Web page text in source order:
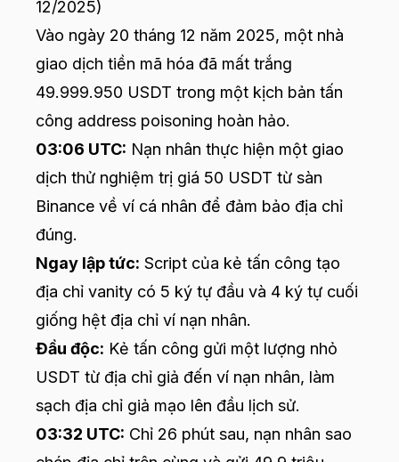
12/2025)
Vào ngày 20 tháng 12 năm 2025, một nhà
giao dịch tiền mã hóa đã mất trắng
49.999.950 USDT trong một kịch bản tấn
công address poisoning hoàn hảo.
03:06 UTC: Nạn nhân thực hiện một giao
dịch thử nghiệm trị giá 50 USDT từ sàn
Binance về ví cá nhân để đảm bảo địa chỉ
đúng.
Ngay lập tức: Script của kẻ tấn công tạo
địa chỉ vanity có 5 ký tự đầu và 4 ký tự cuối
giống hệt địa chỉ ví nạn nhân.
Đầu độc: Kẻ tấn công gửi một lượng nhỏ
USDT từ địa chỉ giả đến ví nạn nhân, làm
sạch địa chỉ giả mạo lên đầu lịch sử.
03:32 UTC: Chỉ 26 phút sau, nạn nhân sao